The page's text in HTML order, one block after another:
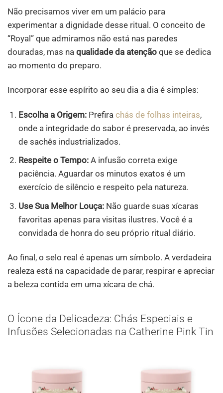
Não precisamos viver em um palácio para
experimentar a dignidade desse ritual. O conceito de
“Royal” que admiramos não está nas paredes
douradas, mas na qualidade da atenção que se dedica
ao momento do preparo.
Incorporar esse espírito ao seu dia a dia é simples:
Escolha a Origem: Prefirachás de folhas inteiras,
onde a integridade do sabor é preservada, ao invés
de sachês industrializados.
Respeite o Tempo: A infusão correta exige
paciência. Aguardar os minutos exatos é um
exercício de silêncio e respeito pela natureza.
Use Sua Melhor Louça: Não guarde suas xícaras
favoritas apenas para visitas ilustres. Você é a
convidada de honra do seu próprio ritual diário.
Ao final, o selo real é apenas um símbolo. A verdadeira
realeza está na capacidade de parar, respirar e apreciar
a beleza contida em uma xícara de chá.
O Ícone da Delicadeza: Chás Especiais e
Infusões Selecionadas na Catherine Pink Tin